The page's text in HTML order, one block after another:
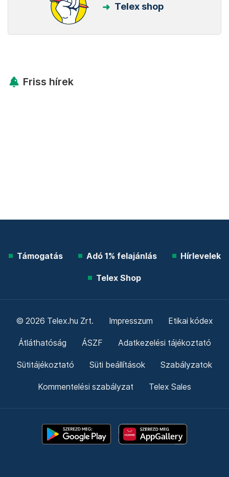
Telex shop
Friss hírek
Támogatás Adó 1% felajánlás Hírlevelek
Telex Shop
© 2026 Telex.hu Zrt. Impresszum Etikai kódex
Átláthatóság ÁSZF Adatkezelési tájékoztató
Sütitájékoztató Süti beállítások Szabályzatok
Kommentelési szabályzat Telex Sales